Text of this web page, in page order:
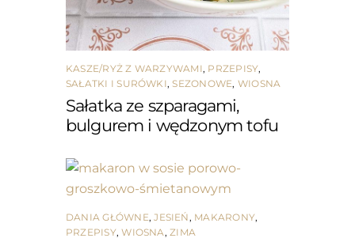
KASZE/RYŻ Z WARZYWAMI, PRZEPISY,
SAŁATKI I SURÓWKI,SEZONOWE, WIOSNA
Sałatka ze szparagami,
bulgurem i wędzonym tofu
DANIA GŁÓWNE,JESIEŃ , MAKARONY,
PRZEPISY,WIOSNA , ZIMA